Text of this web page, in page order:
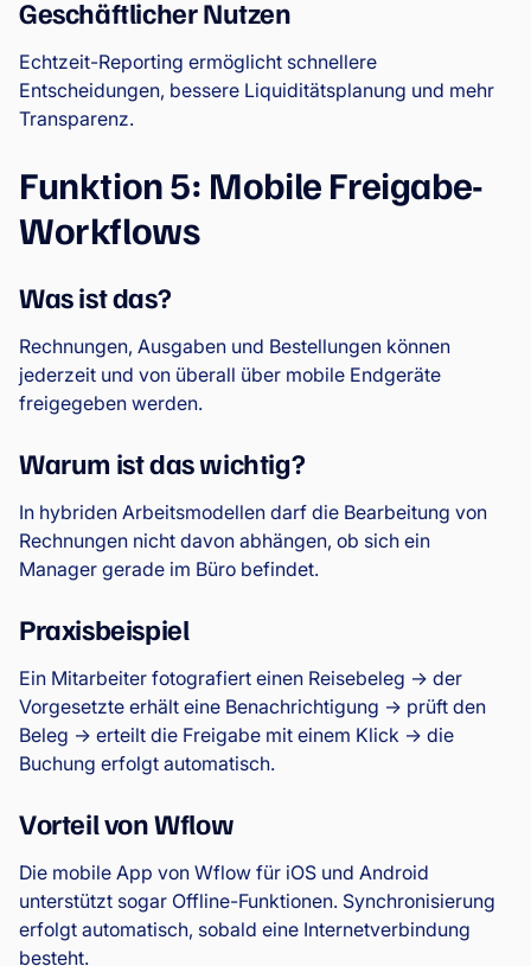
Geschäftlicher Nutzen
Echtzeit-Reporting ermöglicht schnellere
Entscheidungen, bessere Liquiditätsplanung und mehr
Transparenz.
Funktion 5: Mobile Freigabe-
Workflows
Was ist das?
Rechnungen, Ausgaben und Bestellungen können
jederzeit und von überall über mobile Endgeräte
freigegeben werden.
Warum ist das wichtig?
In hybriden Arbeitsmodellen darf die Bearbeitung von
Rechnungen nicht davon abhängen, ob sich ein
Manager gerade im Büro befindet.
Praxisbeispiel
Ein Mitarbeiter fotografiert einen Reisebeleg → der
Vorgesetzte erhält eine Benachrichtigung → prüft den
Beleg → erteilt die Freigabe mit einem Klick → die
Buchung erfolgt automatisch.
Vorteil von Wflow
Die mobile App von Wflow für iOS und Android
unterstützt sogar Offline-Funktionen. Synchronisierung
erfolgt automatisch, sobald eine Internetverbindung
besteht.